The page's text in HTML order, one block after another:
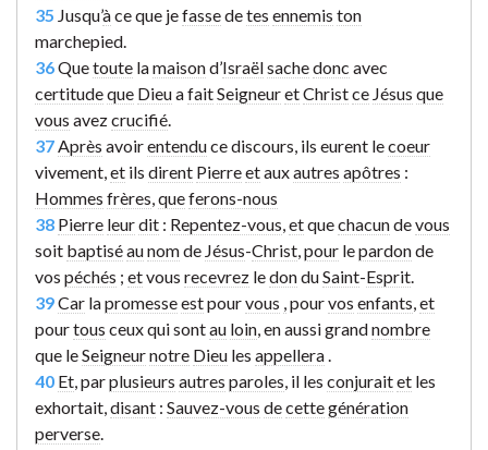
35 Jusqu’àce que jefassedetes ennemis ton
marchepied
36Quetoute lamaisond’Israëlsachedonc avec
certitudeque DieuafaitSeigneuretChristce Jésus que
vous avezcrucifié
37 Après avoirentenduce discours, ils eurent lecoeur
vivement, et ils dirent Pierreetauxautres apôtres :
Hommes frères queferons-nous
38 Pierre leurdit : Repentez-vous etquechacundevous
soit baptiséaunomde Jésus-Christ pour lepardonde
vos péchés ; etvous recevrez ledonduSaint-Esprit
39Car lapromesseestpourvous pourvos enfants et
pourtous ceux qui sontau loin , en aussi grandnombre
que leSeigneurnotre Dieu les appellera
40 Et , parplusieurs autres paroles , il les conjuraitet les
exhortait, disant : Sauvez-vous decettegénération
perverse